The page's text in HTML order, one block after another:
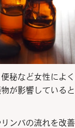
秘など女性によ
が影響している
ンパの流れを改